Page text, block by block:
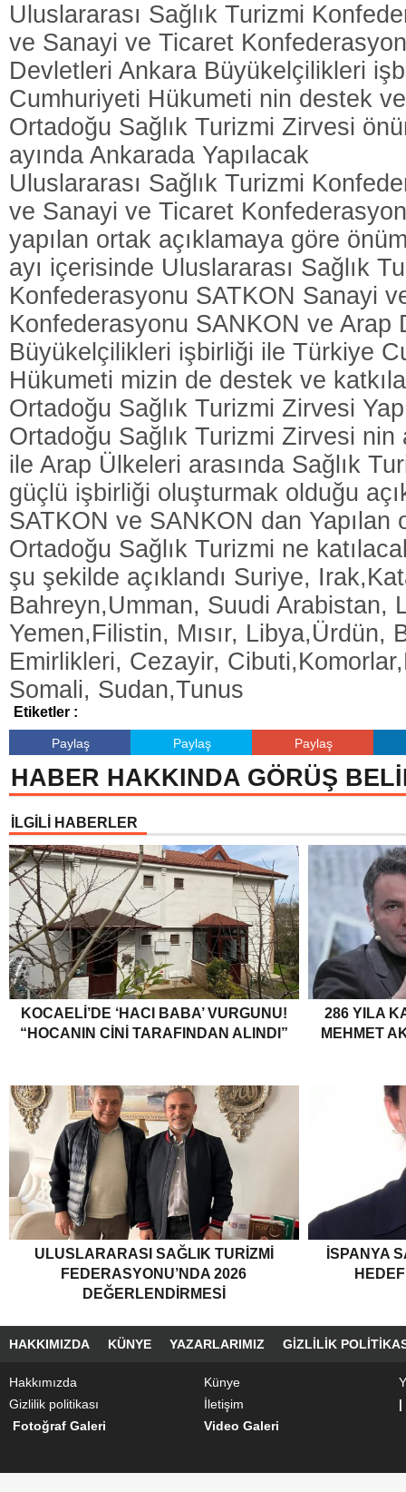
Uluslararası Sağlık Turizmi
ve Sanayi ve Ticaret
Devletleri Ankara Büyükelçilikleri
Cumhuriyeti Hükumeti nin destek ve
Ortadoğu Sağlık Turizmi Zirvesi
ayında Ankarada Yapılacak
Uluslararası Sağlık Turizmi
ve Sanayi ve Ticaret
yapılan ortak açıklamaya göre
ayı içerisinde Uluslararası Sağlık
Konfederasyonu SATKON Sanayi
Konfederasyonu SANKON ve Arap
Büyükelçilikleri işbirliği ile Türkiye
Hükumeti mizin de destek ve
Ortadoğu Sağlık Turizmi Zirvesi
Ortadoğu Sağlık Turizmi Zirvesi nin
ile Arap Ülkeleri arasında Sağlık
güçlü işbirliği oluşturmak olduğu
SATKON ve SANKON dan Yapılan
Ortadoğu Sağlık Turizmi ne
şu şekilde açıklandı Suriye,
Bahreyn,Umman, Suudi Arabistan,
Yemen,Filistin, Mısır, Libya,Ürdün,
Emirlikleri, Cezayir,
Somali, Sudan,Tunus
Etiketler :
Paylaş Paylaş Paylaş
HABER HAKKINDA GÖRÜŞ
İLGİLİ HABERLER
KOCAELI’DE ‘HACI BABA’ VURGUNU!
“HOCANIN CINI TARAFINDAN ALINDI”
286 YILA
MEHMET
ULUSLARARASI SAĞLIK TURIZMI
FEDERASYONU’NDA 2026
DEĞERLENDIRMESI
İSPANYA
HAKKIMIZDA KÜNYE YAZARLARIMIZ GIZLILIK
Hakkımızda Künye
Gizlilik politikası
İletişim
|
Fotoğraf Galeri
Video Galeri